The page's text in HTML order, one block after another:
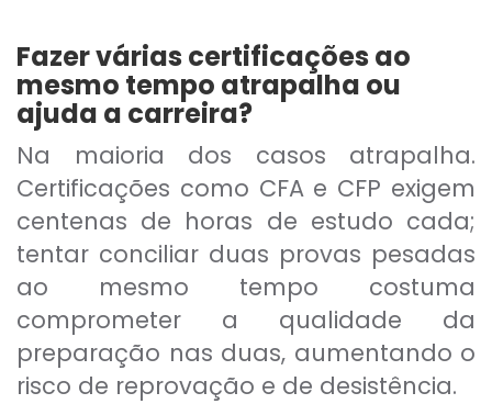
Fazer várias certificações ao
mesmo tempo atrapalha ou
ajuda a carreira?
Na maioria dos casos atrapalha.
Certificações como CFA e CFP exigem
centenas de horas de estudo cada;
tentar conciliar duas provas pesadas
ao mesmo tempo costuma
comprometer a qualidade da
preparação nas duas, aumentando o
risco de reprovação e de desistência.